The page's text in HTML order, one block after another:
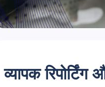
व्यापक रिपोर्टिंग